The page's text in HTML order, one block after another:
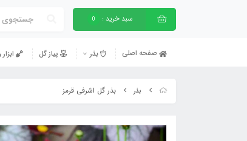
سبد خرید : 0
صفحه اصلی بذر پیاز گل
بذر بذر گل اشرفی قرمز